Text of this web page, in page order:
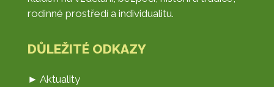
rodinné prostředí a individualitu.
DŮLEŽITÉ ODKAZY
► Aktuality